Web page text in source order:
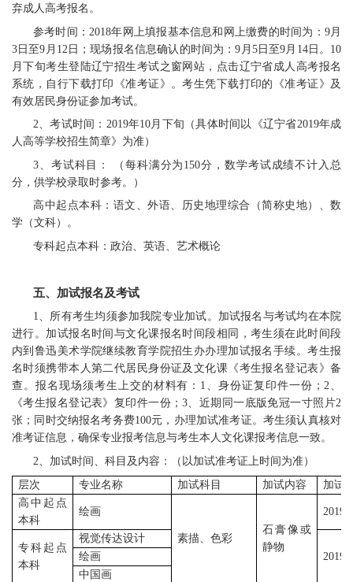
弃成人高考报名。
参考时间：2018年网上填报基本信息和网上缴费的时间为：9月
3日至9月12日；现场报名信息确认的时间为：9月5日至9月14日。10
月下旬考生登陆辽宁招生考试之窗网站，点击辽宁省成人高考报名
系统，自行下载打印《准考证》。考生凭下载打印的《准考证》及
有效居民身份证参加考试。
2、考试时间：2019年10月下旬（具体时间以《辽宁省2019年成
人高等学校招生简章》为准）
3、考试科目： （每科满分为150分，数学考试成绩不计入总
分，供学校录取时参考。）
高中起点本科：语文、外语、历史地理综合（简称史地）、数
学（文科）。
专科起点本科：政治、英语、艺术概论
五、加试报名及考试
1、所有考生均须参加我院专业加试。加试报名与考试均在本院
进行。加试报名时间与文化课报名时间段相同，考生须在此时间段
内到鲁迅美术学院继续教育学院招生办办理加试报名手续。考生报
名时须携带本人第二代居民身份证及文化课《考生报名登记表》备
查。报名现场须考生上交的材料有：1、身份证复印件一份；2、
《考生报名登记表》复印件一份；3、近期同一底版免冠一寸照片2
张；同时交纳报名考务费100元，办理加试准考证。考生须认真核对
准考证信息，确保专业报考信息与考生本人文化课报考信息一致。
2、加试时间、科目及内容：（以加试准考证上时间为准）
层次 专业名称 加试科目 加试内容
加试
高中起点
本科
绘画
素描、色彩
石膏像或
静物
2019
专科起点
本科
视觉传达设计
2019
绘画
中国画